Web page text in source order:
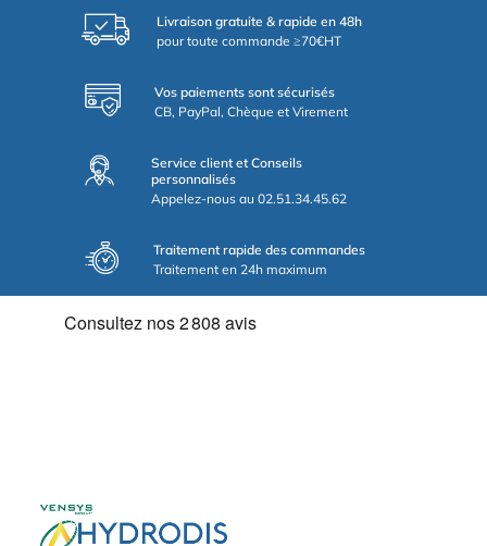
Livraison gratuite & rapide en 48h
pour toute commande ≥70€HT
Vos paiements sont sécurisés
CB, PayPal, Chèque et Virement
Service client et Conseils
personnalisés
Appelez-nous au 02.51.34.45.62
Traitement rapide des commandes
Traitement en 24h maximum